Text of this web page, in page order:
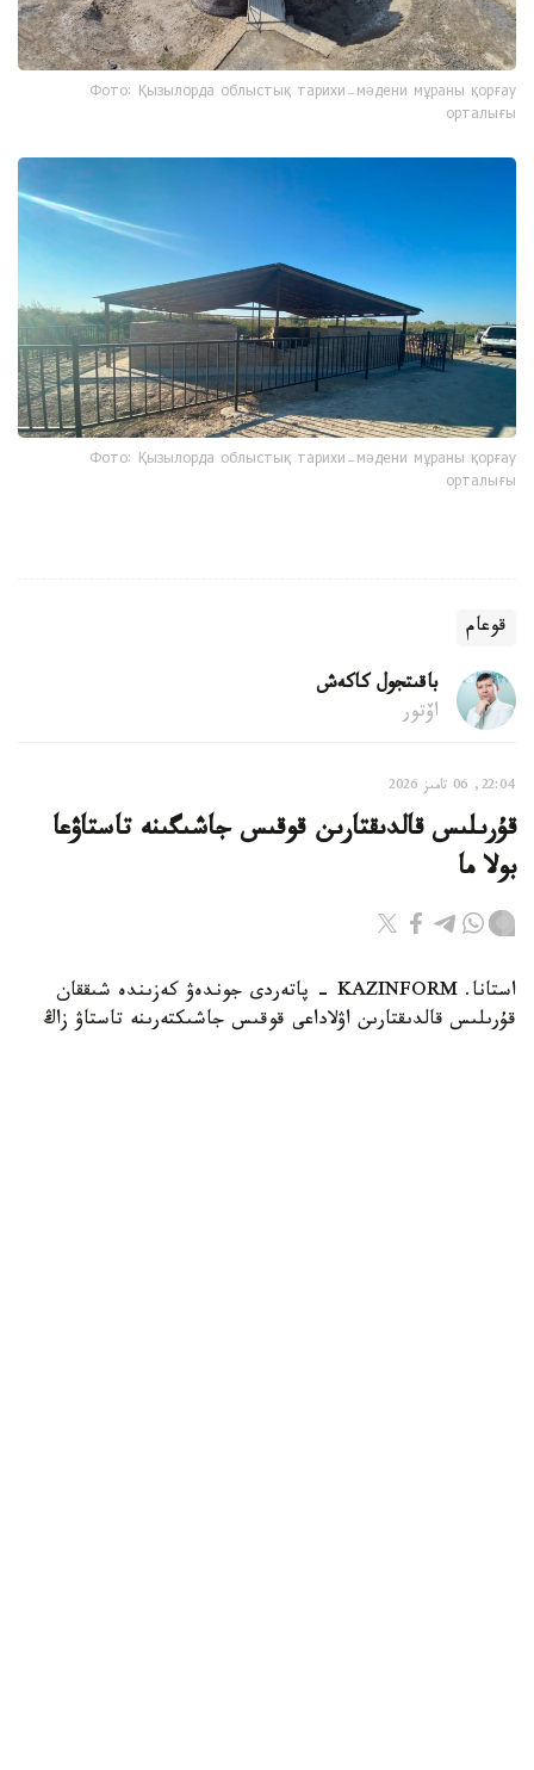
Фото: Қызылорда облыстық тарихи-мәдени мұраны қорғау
орталығы
Фото: Қызылорда облыстық тарихи-мәдени мұраны қорғау
орталығы
قوعام
باقىتجول كاكەش
اۆتور
22:04, 06 تامىز 2026
قۇرىلىس قالدىقتارىن قوقىس جاشىگىنە تاستاۋعا
بولا ما
استانا. KAZINFORM - پاتەردى جوندەۋ كەزىندە شىققان
قۇرىلىس قالدىقتارىن اۋلاداعى قوقىس جاشىكتەرىنە تاستاۋ زاڭ